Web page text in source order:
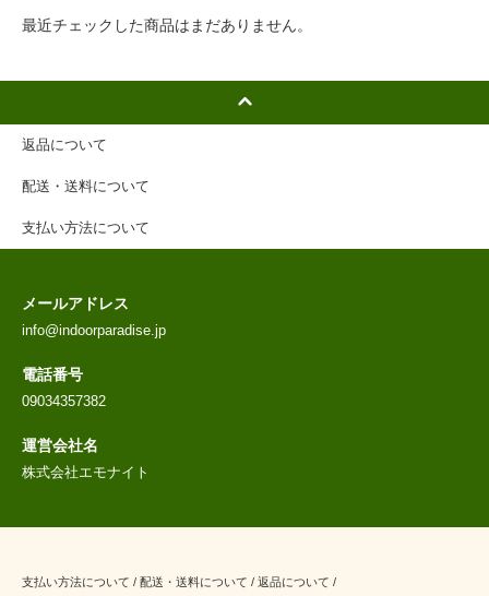
最近チェックした商品はまだありません。
返品について
配送・送料について
支払い方法について
メールアドレス
info@indoorparadise.jp
電話番号
09034357382
運営会社名
株式会社エモナイト
支払い方法について / 配送・送料について / 返品について /